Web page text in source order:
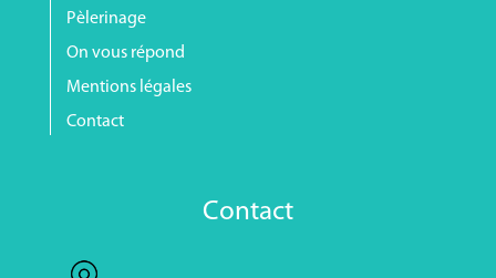
Pèlerinage
On vous répond
Mentions légales
Contact
Contact